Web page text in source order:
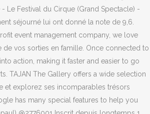
Le Festival du Cirque (Grand Spectacle) -
séjourné lui ont donné la note de 9,6.
event management company, we love
vos sorties en famille. Once connected to
action, making it faster and easier to go
TAJAN The Gallery offers a wide selection
et explorez ses incomparables trésors
has many special features to help you